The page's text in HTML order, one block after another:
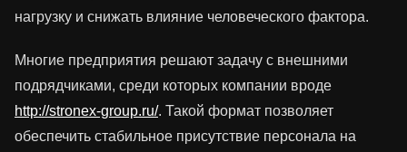
нагрузку и снижать влияние человеческого фактора.
Многие предприятия решают задачу с внешними
подрядчиками, среди которых компании вроде
http://stronex-group.ru/. Такой формат позволяет
обеспечить стабильное присутствие персонала на